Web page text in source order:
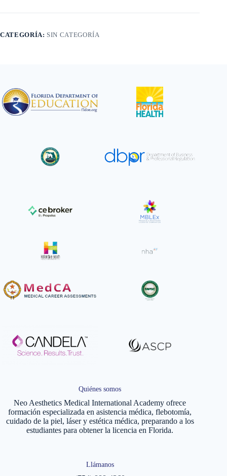
|
–
cantidad
CATEGORÍA: SIN CATEGORÍA
Quiénes somos
Neo Aesthetics Medical International Academy ofrece
formación especializada en asistencia médica, flebotomía,
cuidado de la piel, láser y estética médica, preparando a los
estudiantes para obtener la licencia en Florida.
Llámanos